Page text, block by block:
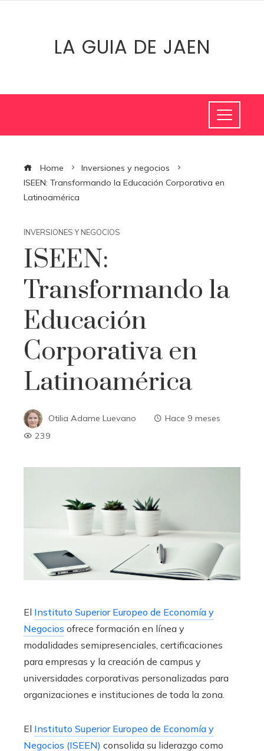
LA GUIA DE JAEN
Home
Inversiones y negocios
ISEEN: Transformando la Educación Corporativa en
Latinoamérica
INVERSIONES Y NEGOCIOS
ISEEN:
Transformando la
Educación
Corporativa en
Latinoamérica
Otilia Adame Luevano
Hace 9 meses
239
El Instituto Superior Europeo de Economía y
Negocios ofrece formación en línea y
modalidades semipresenciales, certificaciones
para empresas y la creación de campus y
universidades corporativas personalizadas para
organizaciones e instituciones de toda la zona.
El Instituto Superior Europeo de Economía y
Negocios (ISEEN) consolida su liderazgo como